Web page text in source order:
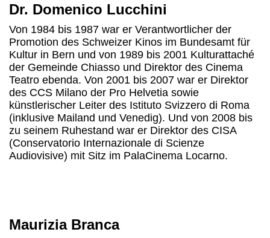
Dr. Domenico Lucchini
Von 1984 bis 1987 war er Verantwortlicher der
Promotion des Schweizer Kinos im Bundesamt für
Kultur in Bern und von 1989 bis 2001 Kulturattaché
der Gemeinde Chiasso und Direktor des Cinema
Teatro ebenda. Von 2001 bis 2007 war er Direktor
des CCS Milano der Pro Helvetia sowie
künstlerischer Leiter des Istituto Svizzero di Roma
(inklusive Mailand und Venedig). Und von 2008 bis
zu seinem Ruhestand war er Direktor des CISA
(Conservatorio Internazionale di Scienze
Audiovisive) mit Sitz im PalaCinema Locarno.
Maurizia Branca